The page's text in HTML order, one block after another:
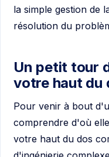
la simple gestion de
résolution du
Un petit tour
votre haut du
Pour venir à bout
comprendre d'où
votre haut du dos